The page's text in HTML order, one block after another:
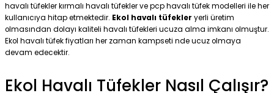
havalı tüfekler kırmalı havalı tüfekler ve pcp havalı tüfek modelleri ile her
kullanıcıya hitap etmektedir. Ekol havalı tüfekler yerli üretim
olmasından dolayı kaliteli havalı tüfekleri ucuza alma imkanı olmuştur.
Ekol havalı tüfek fiyatları her zaman kampseti nde ucuz olmaya
devam edecektir.
Ekol Havalı Tüfekler Nasıl Çalışır?